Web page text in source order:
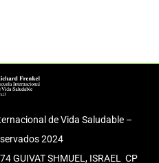
de Vida Saludable –
2024
GUIVAT SHMUEL, ISRAEL CP